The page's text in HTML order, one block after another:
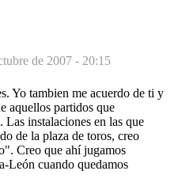
de 2007 - 20:15
Yo tambien me acuerdo de ti y
aquellos partidos que
Las instalaciones en las que
de la plaza de toros, creo
Creo que ahí jugamos
León cuando quedamos